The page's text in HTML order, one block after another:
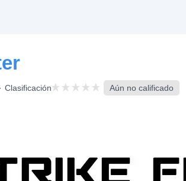
Clasificación Aún no calificado